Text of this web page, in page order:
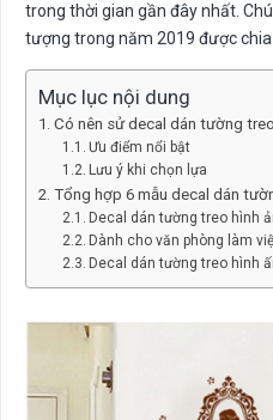
trong thời gian gần đây nhất.
tượng trong năm 2019 được chia
Mục lục nội dung
Có nên sử decal dán tường
Ưu điểm nổi bật
Lưu ý khi chọn lựa
Tổng hợp 6 mẫu decal dán
Decal dán tường treo hình
Dành cho văn phòng làm
Decal dán tường treo hình